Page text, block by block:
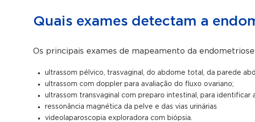
Quais exames detectam a
Os principais exames de mapeamento da endometriose
ultrassom pélvico, trasvaginal, do abdome total, da parede
ultrassom com doppler para avaliação do fluxo ovariano;
ultrassom transvaginal com preparo intestinal, para identificar
ressonância magnética da pelve e das vias urinárias
videolaparoscopia exploradora com biópsia.